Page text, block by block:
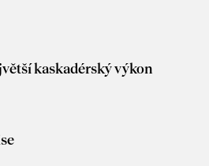
kaskadérský výkon